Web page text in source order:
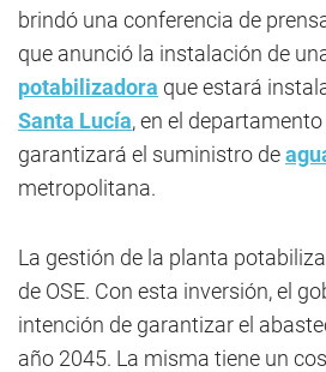
brindó una conferencia de
que anunció la instalación de
potabilizadora que estará
Santa Lucía, en el
garantizará el suministro de
metropolitana.
La gestión de la planta
de OSE. Con esta inversión, el
intención de garantizar el
año 2045. La misma tiene un